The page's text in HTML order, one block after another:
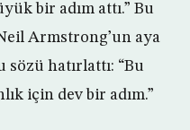
bir adım attı.” Bu
Armstrong’un aya
sözü hatırlattı: “Bu
için dev bir adım.”